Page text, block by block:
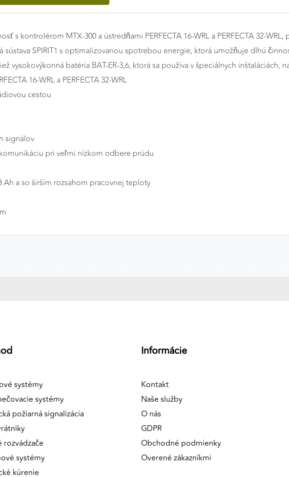
s kontrolérom MTX-300 a ústredňami PERFECTA 16-WRL a PERFECTA 32-
sústava SPIRIT1 s optimalizovanou spotrebou energie, ktorá umožňuje dlhú
vysokovýkonná batéria BAT-ER-3,6, ktorá sa používa v špeciálnych inštaláciách,
16-WRL a PERFECTA 32-WRL
cestou
signálov
pri veľmi nízkom odbere prúdu
Ah a so širším rozsahom pracovnej teploty
systémy
systémy
požiarná signalizácia
rozvádzače
systémy
kúrenie
Informácie
Kontakt
Naše služby
O nás
GDPR
Obchodné podmienky
Overené zákazníkmi